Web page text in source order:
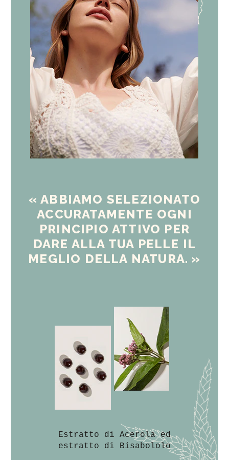
« ABBIAMO SELEZIONATO
ACCURATAMENTE OGNI
PRINCIPIO ATTIVO PER
DARE ALLA TUA PELLE IL
MEGLIO DELLA NATURA. »
Estratto di Acerola ed
estratto di Bisabololo